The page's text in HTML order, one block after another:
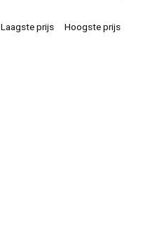
Laagste prijs Hoogste prijs